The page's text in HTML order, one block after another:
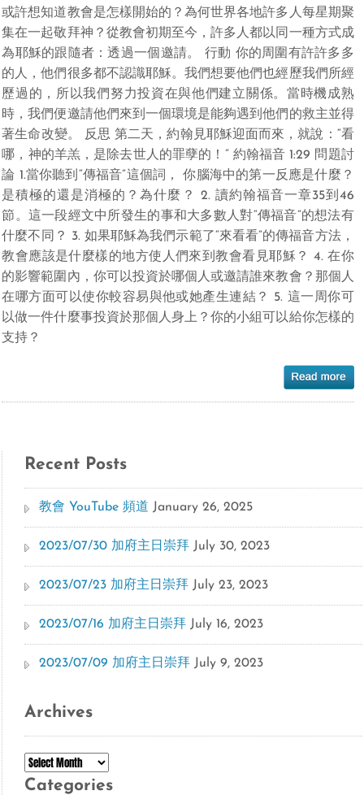
或許想知道教會是怎樣開始的？為何世界各地許多人每星期聚
集在一起敬拜神？從教會初期至今，許多人都以同一種方式成
為耶穌的跟隨者：透過一個邀請。 行動 你的周圍有許許多多
的人，他們很多都不認識耶穌。我們想要他們也經歷我們所經
歷過的，所以我們努力投資在與他們建立關係。當時機成熟
時，我們便邀請他們來到一個環境是能夠遇到他們的救主並得
著生命改變。 反思 第二天，約翰見耶穌迎面而來，就說：“看
哪，神的羊羔，是除去世人的罪孽的！” 約翰福音 1:29 問題討
論 1.當你聽到“傳福音”這個詞， 你腦海中的第一反應是什麼？
是積極的還是消極的？為什麼？ 2. 讀約翰福音一章35到46
節。這一段經文中所發生的事和大多數人對“傳福音”的想法有
什麼不同？ 3. 如果耶穌為我們示範了“來看看”的傳福音方法，
教會應該是什麼樣的地方使人們來到教會看見耶穌？ 4. 在你
的影響範圍內，你可以投資於哪個人或邀請誰來教會？那個人
在哪方面可以使你較容易與他或她產生連結？ 5. 這一周你可
以做一件什麼事投資於那個人身上？你的小組可以給你怎樣的
支持？
Recent Posts
教會 YouTube 頻道 January 26, 2025
2023/07/30 加府主日崇拜 July 30, 2023
2023/07/23 加府主日崇拜 July 23, 2023
2023/07/16 加府主日崇拜 July 16, 2023
2023/07/09 加府主日崇拜 July 9, 2023
Archives
Archives
Categories